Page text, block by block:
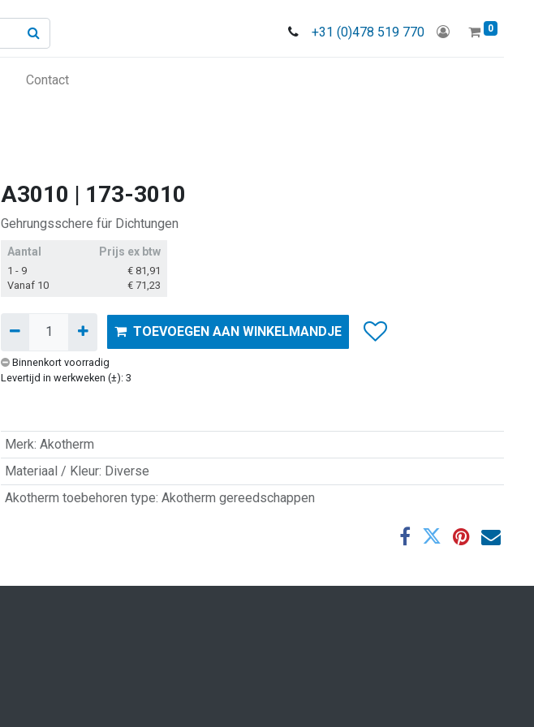
+31 (0)478 519 770 0
Contact
A3010 | 173-3010
Gehrungsschere für Dichtungen
Aantal Prijs ex btw
1 - 9 € 81,91
Vanaf 10
€ 71,23
TOEVOEGEN AAN WINKELMANDJE
Binnenkort voorradig
Levertijd in werkweken (±): 3
Merk: Akotherm
Materiaal / Kleur: Diverse
Akotherm toebehoren type: Akotherm gereedschappen